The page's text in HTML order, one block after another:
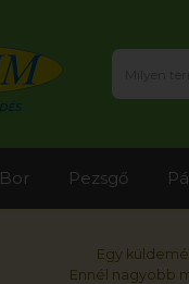
Egy
Ennél nagyobb
Bor Pezsgő